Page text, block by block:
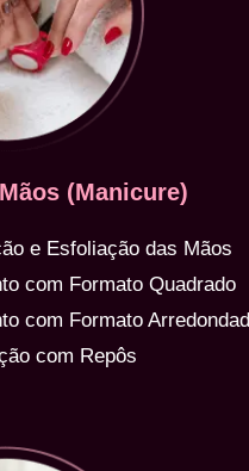
(Manicure)
e Esfoliação das Mãos
com Formato Quadrado
com Formato
com Repôs